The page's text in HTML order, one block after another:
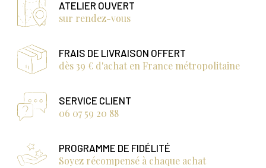
ATELIER OUVERT
sur rendez-vous
FRAIS DE LIVRAISON OFFERT
dès 39 € d'achat en France métropolitaine
SERVICE CLIENT
06 07 59 20 88
PROGRAMME DE FIDÉLITÉ
Soyez récompensé à chaque achat